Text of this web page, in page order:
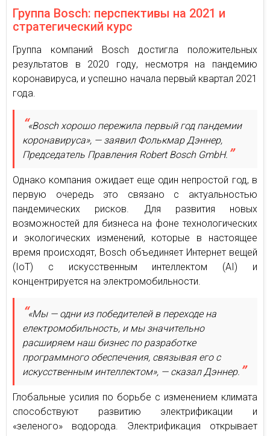
Группа Bosch: перспективы на 2021 и
стратегический курс
Группа компаний Bosch достигла положительных
результатов в 2020 году, несмотря на пандемию
коронавируса, и успешно начала первый квартал 2021
года.
«Bosch хорошо пережила первый год пандемии
коронавируса», — заявил Фолькмар Дэннер,
Председатель Правления Robert Bosch GmbH.
Однако компания ожидает еще один непростой год, в
первую очередь это связано с актуальностью
пандемических рисков. Для развития новых
возможностей для бизнеса на фоне технологических
и экологических изменений, которые в настоящее
время происходят, Bosch объединяет Интернет вещей
(IoT) с искусственным интеллектом (AI) и
концентрируется на электромобильности.
«Мы — одни из победителей в переходе на
електромобильность, и мы значительно
расширяем наш бизнес по разработке
программного обеспечения, связывая его с
искусственным интеллектом», — сказал Дэннер.
Глобальные усилия по борьбе с изменением климата
способствуют развитию электрификации и
«зеленого» водорода. Электрификация открывает